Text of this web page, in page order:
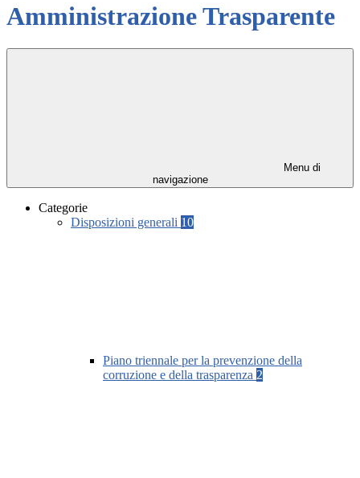
Amministrazione Trasparente
Menu di
navigazione
Categorie
Disposizioni generali 10
Piano triennale per la prevenzione della
corruzione e della trasparenza 2